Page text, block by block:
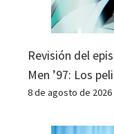
Revisión del
Men ’97: Los
8 de agosto de 2026